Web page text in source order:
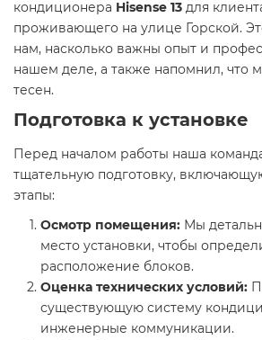
кондиционера Hisense 13 для
проживающего на улице Горской.
нам, насколько важны опыт и
нашем деле, а также напомнил, что
тесен.
Подготовка к установке
Перед началом работы наша
тщательную подготовку,
этапы:
Осмотр помещения: Мы
место установки, чтобы
расположение блоков.
Оценка технических условий:
существующую систему
инженерные коммуникации.